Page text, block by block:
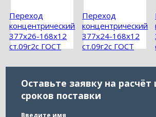
Переход
концентрический
377х26-168х12
ст.09г2с ГОСТ
Переход
концентрический
377х24-168х12
ст.09г2с ГОСТ
Оставьте заявку на расчёт
сроков поставки
Введите имя